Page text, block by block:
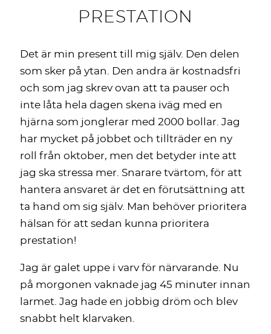
PRESTATION
Det är min present till mig själv. Den delen
som sker på ytan. Den andra är kostnadsfri
och som jag skrev ovan att ta pauser och
inte låta hela dagen skena iväg med en
hjärna som jonglerar med 2000 bollar. Jag
har mycket på jobbet och tillträder en ny
roll från oktober, men det betyder inte att
jag ska stressa mer. Snarare tvärtom, för att
hantera ansvaret är det en förutsättning att
ta hand om sig själv. Man behöver prioritera
hälsan för att sedan kunna prioritera
prestation!
Jag är galet uppe i varv för närvarande. Nu
på morgonen vaknade jag 45 minuter innan
larmet. Jag hade en jobbig dröm och blev
snabbt helt klarvaken.